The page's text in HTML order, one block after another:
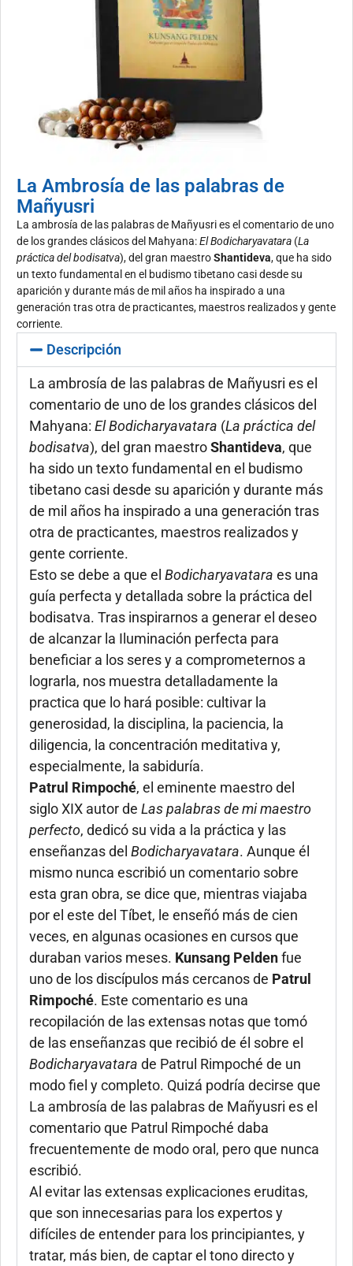
La Ambrosía de las palabras de
Mañyusri
La ambrosía de las palabras de Mañyusri es el comentario de uno
de los grandes clásicos del Mahyana:El Bodicharyavatara (La
práctica del bodisatva), del gran maestroShantideva, que ha sido
un texto fundamental en el budismo tibetano casi desde su
aparición y durante más de mil años ha inspirado a una
generación tras otra de practicantes, maestros realizados y gente
corriente.
Descripción
La ambrosía de las palabras de Mañyusri es el
comentario de uno de los grandes clásicos del
Mahyana: El Bodicharyavatara (La práctica del
bodisatva), del gran maestroShantideva, que
ha sido un texto fundamental en el budismo
tibetano casi desde su aparición y durante más
de mil años ha inspirado a una generación tras
otra de practicantes, maestros realizados y
gente corriente.
Esto se debe a que el Bodicharyavatara es una
guía perfecta y detallada sobre la práctica del
bodisatva. Tras inspirarnos a generar el deseo
de alcanzar la Iluminación perfecta para
beneficiar a los seres y a comprometernos a
lograrla, nos muestra detalladamente la
practica que lo hará posible: cultivar la
generosidad, la disciplina, la paciencia, la
diligencia, la concentración meditativa y,
especialmente, la sabiduría.
Patrul Rimpoché, el eminente maestro del
siglo XIX autor de Las palabras de mi maestro
perfecto, dedicó su vida a la práctica y las
enseñanzas del Bodicharyavatara. Aunque él
mismo nunca escribió un comentario sobre
esta gran obra, se dice que, mientras viajaba
por el este del Tíbet, le enseñó más de cien
veces, en algunas ocasiones en cursos que
duraban varios meses. Kunsang Peldenfue
uno de los discípulos más cercanos de Patrul
Rimpoché. Este comentario es una
recopilación de las extensas notas que tomó
de las enseñanzas que recibió de él sobre el
Bodicharyavatara de Patrul Rimpoché de un
modo fiel y completo. Quizá podría decirse que
La ambrosía de las palabras de Mañyusri es el
comentario que Patrul Rimpoché daba
frecuentemente de modo oral, pero que nunca
escribió.
Al evitar las extensas explicaciones eruditas,
que son innecesarias para los expertos y
difíciles de entender para los principiantes, y
tratar, más bien, de captar el tono directo y